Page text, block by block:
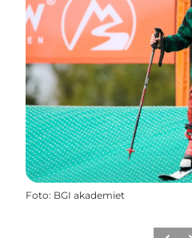
Foto: BGI akademiet